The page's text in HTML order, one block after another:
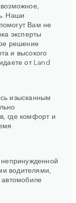
Наши
Вам не
эксперты
решение
и высокого
от Land
изысканным
где комфорт и
водителями,